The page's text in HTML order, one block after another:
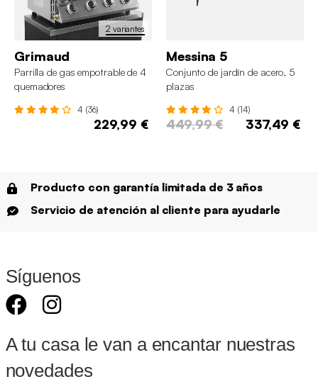
2 variantes
Grimaud
Parrilla de gas empotrable de 4
quemadores
4 (36)
229,99 €
Messina 5
Conjunto de jardín de acero, 5
plazas
4 (14)
449,99 € 337,49 €
Producto con garantía limitada de 3 años
Servicio de atención al cliente para ayudarle
Síguenos
A tu casa le van a encantar nuestras
novedades